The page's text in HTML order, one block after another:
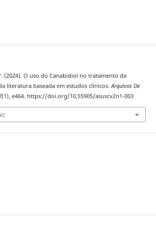
(2024). O uso do Canabidiol no tratamento da
literatura baseada em estudos clínicos.Arquivos De
(1), e464. https://doi.org/10.55905/asuscv2n1-003